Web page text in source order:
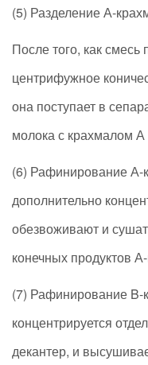
(5) Разделение А-
После того, как
центрифужное
она поступает в
молока с крахмалом
(6) Рафинирование А-
дополнительно
обезвоживают и
конечных продуктов
(7) Рафинирование B-
концентрируется
декантер, и